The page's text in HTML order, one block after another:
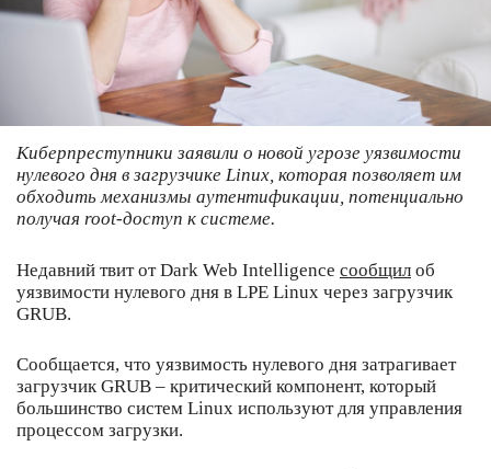
Киберпреступники заявили о новой угрозе уязвимости
нулевого дня в загрузчике Linux, которая позволяет им
обходить механизмы аутентификации, потенциально
получая root-доступ к системе.
Недавний твит от Dark Web Intelligence сообщил об
уязвимости нулевого дня в LPE Linux через загрузчик
GRUB.
Сообщается, что уязвимость нулевого дня затрагивает
загрузчик GRUB – критический компонент, который
большинство систем Linux используют для управления
процессом загрузки.